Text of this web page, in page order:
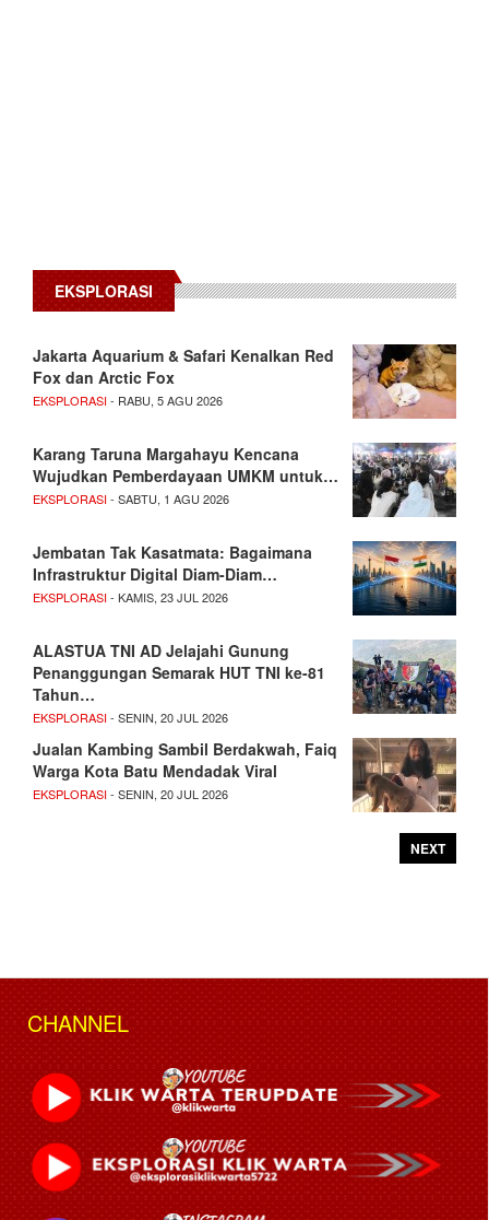
EKSPLORASI
Jakarta Aquarium & Safari Kenalkan Red
Fox dan Arctic Fox
EKSPLORASI- RABU, 5 AGU 2026
Karang Taruna Margahayu Kencana
Wujudkan Pemberdayaan UMKM untuk…
EKSPLORASI- SABTU, 1 AGU 2026
Jembatan Tak Kasatmata: Bagaimana
Infrastruktur Digital Diam-Diam…
EKSPLORASI- KAMIS, 23 JUL 2026
ALASTUA TNI AD Jelajahi Gunung
Penanggungan Semarak HUT TNI ke-81
Tahun…
EKSPLORASI- SENIN, 20 JUL 2026
Jualan Kambing Sambil Berdakwah, Faiq
Warga Kota Batu Mendadak Viral
EKSPLORASI- SENIN, 20 JUL 2026
NEXT
CHANNEL